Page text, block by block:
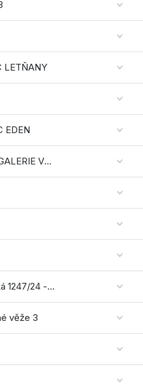
663 - OC LETŇANY
1527 - NC EDEN
Ve Vaňkovce 462/1 - GALERIE VAŇKOVKA
ČESKÉ BUDĚJOVICE, Pražská 1247/24 - OC IGY
ČESKÉ BUDĚJOVICE, U Černé věže 3